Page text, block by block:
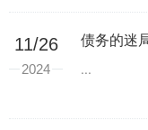
11/26
2024 ...